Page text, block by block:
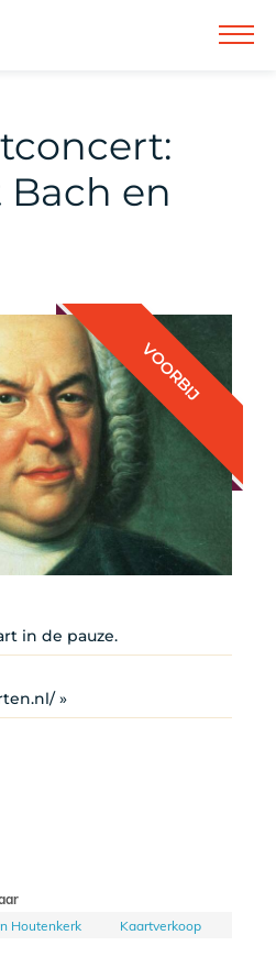
Bach en
VOORBIJ
in de pauze.
»
Houtenkerk Kaartverkoop